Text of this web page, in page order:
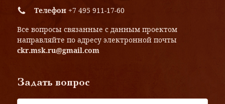
Телефон +7 495 911-17-60
Все вопросы связанные с данным проектом
направляйте по адресу электронной почты
ckr.msk.ru@gmail.com
Задать вопрос